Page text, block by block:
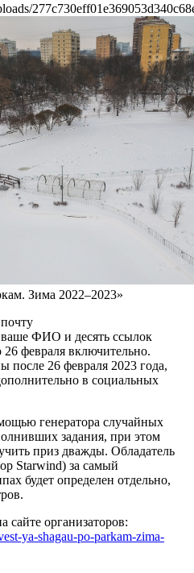
Зима 2022–2023»
ваше ФИО и десять ссылок
февраля включительно.
после 26 февраля 2023 года,
в социальных
генератора случайных
задания, при этом
приз дважды. Обладатель
Starwind) за самый
будет определен отдельно,
сайте организаторов:
ya-shagau-po-parkam-zima-